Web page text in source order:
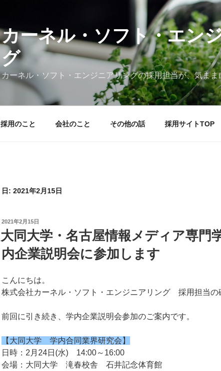
カーネル・ソフト・エン
グ
カーネル・ソフト・エンジニアリングの採用担当が、気ま
採用のこと 会社のこと その他の話 採用サイトTOP
日: 2021年2月15日
投
稿
日:
2021年2月15日
大同大学・名古屋情報メディア専門
内企業説明会に参加します
こんにちは。
株式会社カーネル・ソフト・エンジニアリング 採用担当の
前回に引き続き、学内企業説明会参加のご案内です。
【大同大学 学内合同業界研究会】
日時：2月24日(水) 14:00～16:00
会場：大同大学 滝春校舎 石井記念体育館